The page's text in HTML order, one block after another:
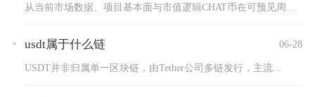
从当前市场数据、项目基本面与市值逻辑CHAT币在可预见周期内...
usdt属于什么链 06-28
USDT并非归属单一区块链，由Tether公司多链发行，主流...